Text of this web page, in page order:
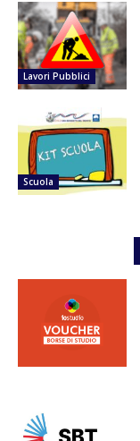
Lavori Pubblici
Scuola